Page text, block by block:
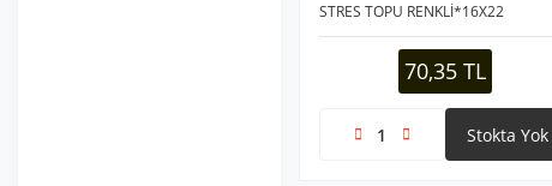
STRES TOPU RENKLİ*16X22
70,35 TL
Stokta Yok